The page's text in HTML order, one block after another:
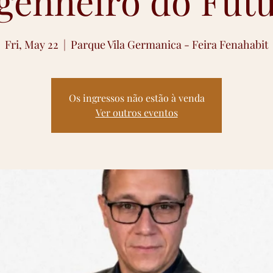
Fri, May 22
  |
Parque Vila Germanica - Feira Fenahabit
Os ingressos não estão à venda
Ver outros eventos